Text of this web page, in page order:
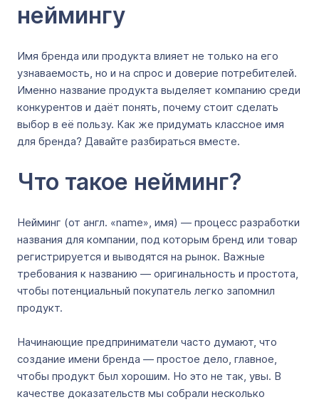
неймингу
Имя бренда или продукта влияет не только на его
узнаваемость, но и на спрос и доверие потребителей.
Именно название продукта выделяет компанию среди
конкурентов и даёт понять, почему стоит сделать
выбор в её пользу. Как же придумать классное имя
для бренда? Давайте разбираться вместе.
Что такое нейминг?
Нейминг (от англ. «name», имя) — процесс разработки
названия для компании, под которым бренд или товар
регистрируется и выводятся на рынок. Важные
требования к названию — оригинальность и простота,
чтобы потенциальный покупатель легко запомнил
продукт.
Начинающие предприниматели часто думают, что
создание имени бренда — простое дело, главное,
чтобы продукт был хорошим. Но это не так, увы. В
качестве доказательств мы собрали несколько